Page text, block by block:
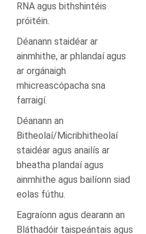
RNA agus bithshintéis
próitéin.
Déanann staidéar ar
ainmhithe, ar phlandaí agus
ar orgánaigh
mhicreascópacha sna
farraigí.
Déanann an
Bitheolaí/Micribhitheolaí
staidéar agus anailís ar
bheatha plandaí agus
ainmhithe agus bailíonn siad
eolas fúthu.
Eagraíonn agus dearann an
Bláthadóir taispeántais agus